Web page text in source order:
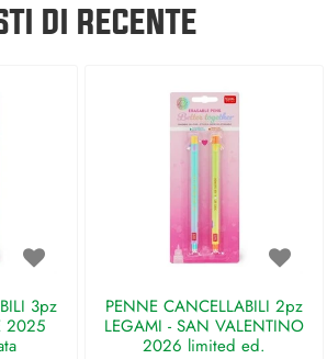
DI RECENTE
3pz
2025
PENNE CANCELLABILI 2pz
LEGAMI - SAN VALENTINO
2026 limited ed.